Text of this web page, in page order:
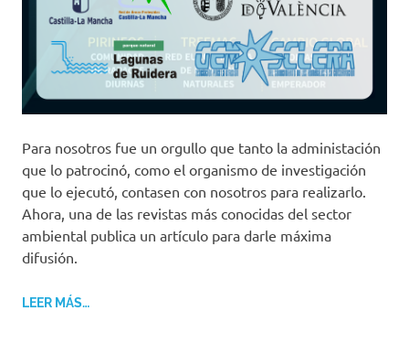
Para nosotros fue un orgullo que tanto la administación
que lo patrocinó, como el organismo de investigación
que lo ejecutó, contasen con nosotros para realizarlo.
Ahora, una de las revistas más conocidas del sector
ambiental publica un artículo para darle máxima
difusión.
LEER MÁS…